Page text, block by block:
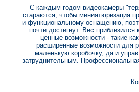
С каждым годом видеокамеры
стараются, чтобы миниатюризация
и функциональному оснащению,
почти достигнут. Вес
ценные возможности - такие
расширенные возможности для
маленькую коробочку, да и
затруднительным.